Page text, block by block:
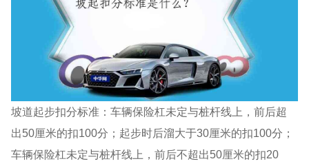
坡道起步扣分标准：车辆保险杠未定与桩杆线上，前后超
出50厘米的扣100分；起步时后溜大于30厘米的扣100分；
车辆保险杠未定与桩杆线上，前后不超出50厘米的扣20